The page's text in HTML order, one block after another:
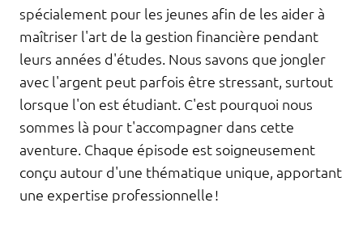
spécialement pour les jeunes afin de les aider à
maîtriser l'art de la gestion financière pendant
leurs années d'études. Nous savons que jongler
avec l'argent peut parfois être stressant, surtout
lorsque l'on est étudiant. C'est pourquoi nous
sommes là pour t'accompagner dans cette
aventure. Chaque épisode est soigneusement
conçu autour d'une thématique unique, apportant
une expertise professionnelle !